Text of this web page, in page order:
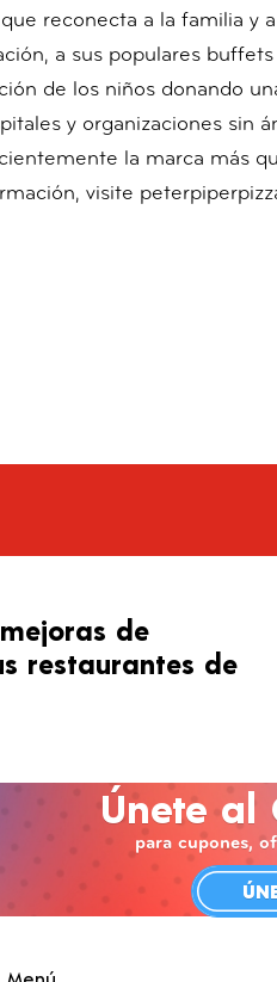
reconecta a la familia
a sus populares
de los niños donando
y organizaciones sin
la marca más
visite
de
restaurantes de
Únete al
para cupones,